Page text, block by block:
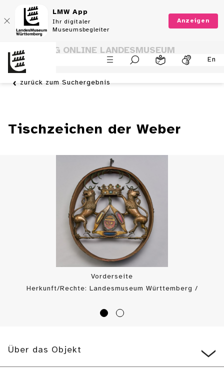
LMW App
Ihr digitaler
Museumsbegleiter
Anzeigen
En
SAMMLUNG ONLINE LANDESMUSEUM
WÜRTTEMBERG
zurück zum Suchergebnis
Tischzeichen der Weber
Vorderseite
Herkunft/Rechte: Landesmuseum Württemberg /
CC BY-SA
Über das Objekt